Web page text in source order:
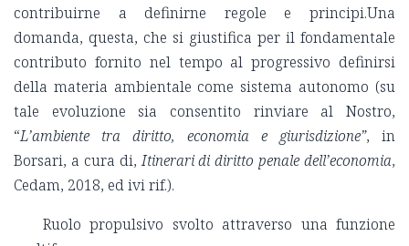
contribuirne a definirne regole e principi.Una
domanda, questa, che si giustifica per il fondamentale
contributo fornito nel tempo al progressivo definirsi
della materia ambientale come sistema autonomo (su
tale evoluzione sia consentito rinviare al Nostro,
“L’ambiente tra diritto, economia e giurisdizione”, in
Borsari, a cura di,Itinerari di diritto penale dell’economia,
Cedam, 2018, ed ivi rif.).
Ruolo propulsivo svolto attraverso una funzione